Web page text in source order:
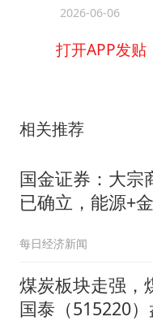
2026-06-06
打开APP发贴
相关推荐
国金证券：大宗
已确立，能源+
每日经济新闻
煤炭板块走强，
国泰（515220）